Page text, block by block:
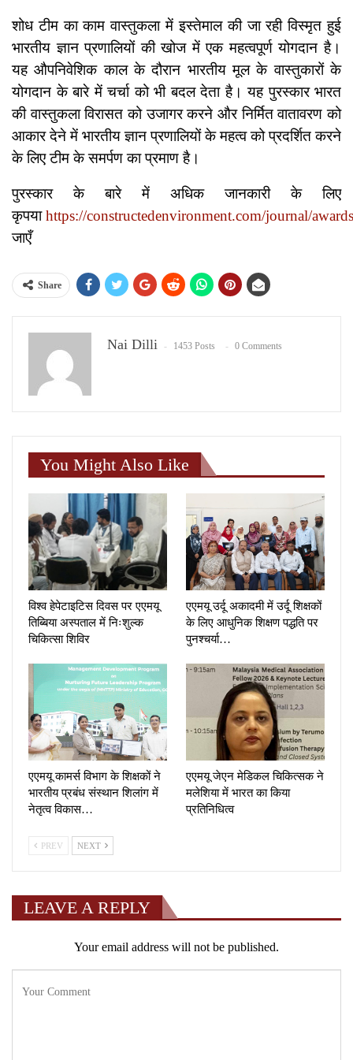
शोध टीम का काम वास्तुकला में इस्तेमाल की जा रही विस्मृत हुई
भारतीय ज्ञान प्रणालियों की खोज में एक महत्वपूर्ण योगदान है।
यह औपनिवेशिक काल के दौरान भारतीय मूल के वास्तुकारों के
योगदान के बारे में चर्चा को भी बदल देता है। यह पुरस्कार भारत
की वास्तुकला विरासत को उजागर करने और निर्मित वातावरण को
आकार देने में भारतीय ज्ञान प्रणालियों के महत्व को प्रदर्शित करने
के लिए टीम के समर्पण का प्रमाण है।
पुरस्कार के बारे में अधिक जानकारी के लिए
कृपयाhttps://constructedenvironment.com/journal/awards
जाएँ
Share
Nai Dilli 1453 Posts 0 Comments
You Might Also Like
विश्व हेपेटाइटिस दिवस पर एएमयू
तिब्बिया अस्पताल में निःशुल्क
चिकित्सा शिविर
एएमयू उर्दू अकादमी में उर्दू शिक्षकों
के लिए आधुनिक शिक्षण पद्धति पर
पुनश्चर्या…
एएमयू कामर्स विभाग के शिक्षकों ने
भारतीय प्रबंध संस्थान शिलांग में
नेतृत्व विकास…
एएमयू जेएन मेडिकल चिकित्सक ने
मलेशिया में भारत का किया
प्रतिनिधित्व
PREV NEXT
LEAVE A REPLY
Your email address will not be published.